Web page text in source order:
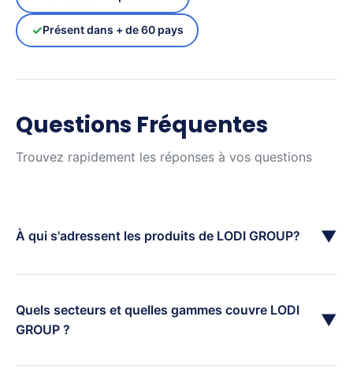
Présent dans + de 60 pays
Questions Fréquentes
Trouvez rapidement les réponses à vos questions
À qui s'adressent les produits de LODI GROUP? ▼
Quels secteurs et quelles gammes couvre LODI
GROUP ?
▼